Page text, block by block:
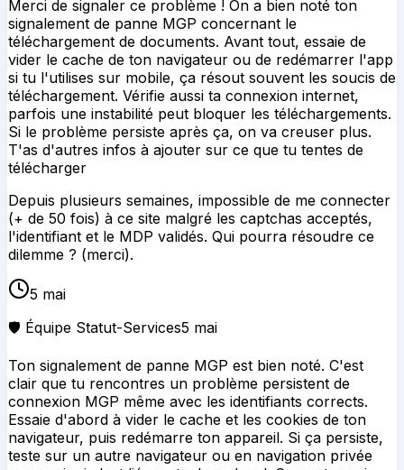
Depuis plusieurs semaines, impossible de me connecter
(+ de 50 fois) à ce site malgré les captchas acceptés,
l'identifiant et le MDP validés. Qui pourra résoudre ce
dilemme ? (merci).
5 mai
🛡️ Équipe Statut-Services5 mai
Ton signalement de panne MGP est bien noté. C'est
clair que tu rencontres un problème persistent de
connexion MGP même avec les identifiants corrects.
Essaie d'abord à vider le cache et les cookies de ton
navigateur, puis redémarre ton appareil. Si ça persiste,
teste sur un autre navigateur ou en navigation privée
pour voir si c'est lié au stockage local. Ça peut aussi
venir d'une restriction temporaire sur ton compte après
les nombreuses tentatives, donc attends quelques
heures avant de réessa
De meme que le 15/04/26, ma connexion MGP ne
fonctionne pas . Mon adresse mail, mon MDP, le
capchat, le code et on revient au début, une fois..., et
maintenant quarante fois à la suite (...). Tout essayé,
nettoyage, stockage, nouveau navigateur, etc... rien n'y
fait.